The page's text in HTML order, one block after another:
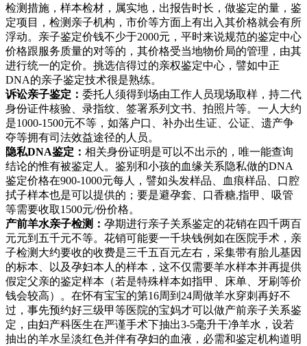
检测措施，样本检材，属实地，出报告时长，做鉴定的量，鉴
定项目，检测亲子机构，市价等方面上有出入其价格就会有所
浮动。亲子鉴定价钱不少于2000元，平时来说规范的鉴定中心
价格跟服务质量的对等的，其价格受当地物价局的管理，由其
进行统一的定价。挑选信得过的亲权鉴定中心，譬如中正
DNA的亲子鉴定技术很是熟练。
诉讼亲子鉴定： 委托人须得到场由工作人员现场取样，持二代
身份证件核验、录指纹、签署系列文书、拍照片等。一人大约
是1000-1500元不等，如落户口、补办出生证、公证、遗产争
夺等拥有司法效益途径的人员。
隐私DNA鉴定： 相关身份证明是可以不出示的，唯一能查询
结论的惟有被鉴定人。鉴别和小孩的血缘关系隐私做的DNA
鉴定价格在900-1000元每人，譬如头发样品、血痕样品、口腔
拭子样本也是可以提供的；要是避孕套、口香糖,指甲、吸管
等需要收取1500元/份价格。
产前羊水亲子检测： 孕期进行亲子关系鉴定的花销在四千两百
元元到五千元不等。花销可能要一千块钱例如在医院手术，亲
子检测大约要收的收费是三千五百元左右，采集带有胎儿基因
的标本、以及孕妇本人的样本，这不仅需要羊水样本并再提供
假定父亲的鉴定样本（若是特殊样本如指甲、床单、牙刷等价
钱会较高）。在怀有宝宝的第16周到24周做羊水穿刺再好不
过，事先预约好三级甲等医院的宝妈才可以做产前亲子关系鉴
定，由妇产科医生在严谨手术下抽出3-5毫升干净羊水，设若
抽出的羊水呈淡红色并伴有孕妇的血液，必需和鉴定机构道明